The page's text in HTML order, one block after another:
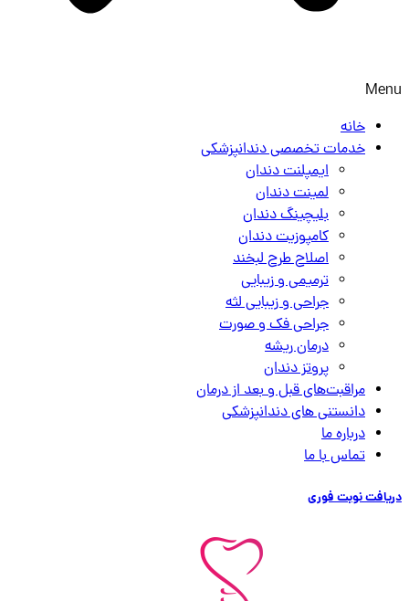
Menu
خانه
خدمات تخصصی دندانپزشکی
ایمپلنت دندان
لمینت دندان
بلیچینگ دندان
کامپوزیت دندان
اصلاح طرح لبخند
ترمیمی و زیبایی
جراحی و زیبایی لثه
جراحی فک و صورت
درمان ریشه
پروتز دندان
مراقبت‌های قبل و بعد از درمان
دانستنی های دندانپزشکی
درباره ما
تماس با ما
دریافت نوبت فوری